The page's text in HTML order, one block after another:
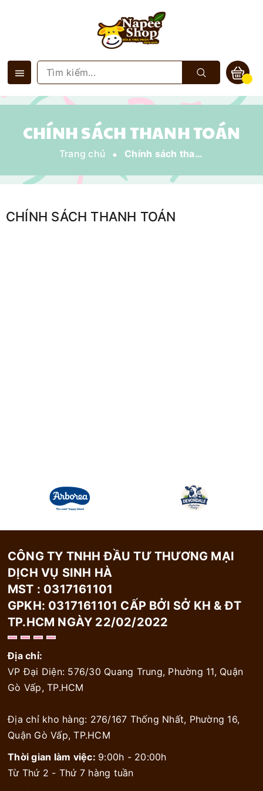
CHÍNH SÁCH THANH TOÁN
Trang chủ Chính sách thanh toán
CHÍNH SÁCH THANH TOÁN
CÔNG TY TNHH ĐẦU TƯ THƯƠNG MẠI
DỊCH VỤ SINH HÀ
MST : 0317161101
GPKH: 0317161101 CẤP BỞI SỞ KH & ĐT
TP.HCM NGÀY 22/02/2022
Địa chỉ:
VP Đại Diện: 576/30 Quang Trung, Phường 11, Quận
Gò Vấp, TP.HCM
Địa chỉ kho hàng: 276/167 Thống Nhất, Phường 16,
Quận Gò Vấp, TP.HCM
Thời gian làm việc: 9:00h - 20:00h
Từ Thứ 2 - Thứ 7 hàng tuần